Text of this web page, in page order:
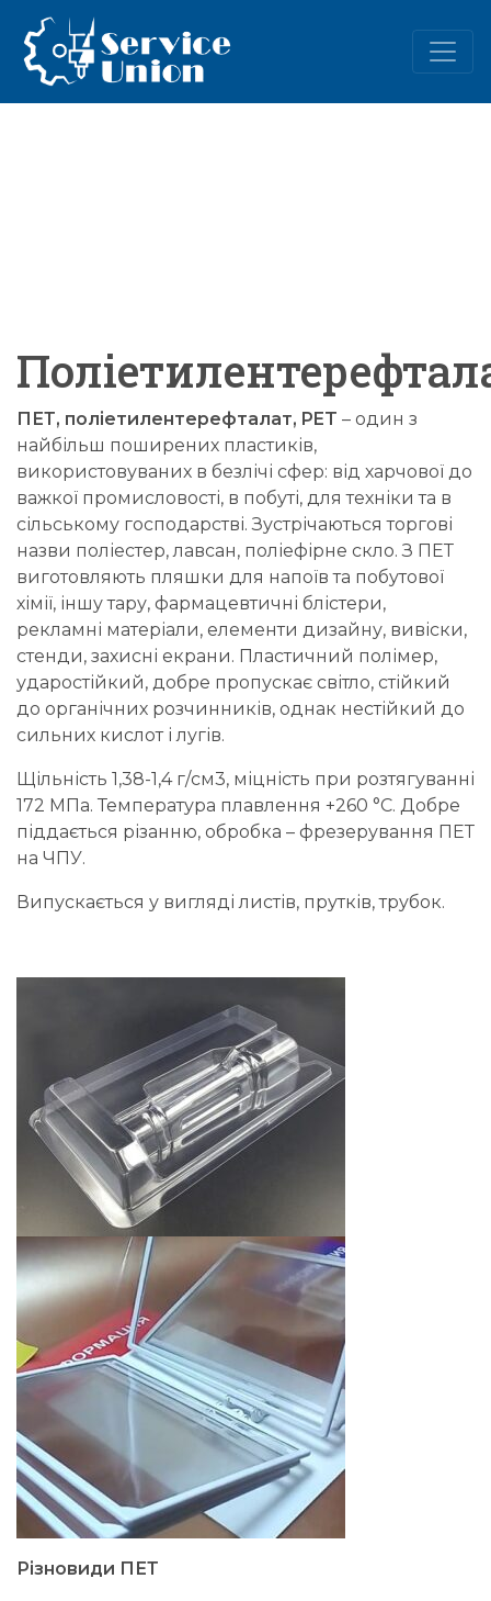
ПЕТ, поліетилентерефталат, PET – один з
найбільш поширених пластиків,
використовуваних в безлічі сфер: від харчової до
важкої промисловості, в побуті, для техніки та в
сільському господарстві. Зустрічаються торгові
назви поліестер, лавсан, поліефірне скло. З ПЕТ
виготовляють пляшки для напоїв та побутової
хімії, іншу тару, фармацевтичні блістери,
рекламні матеріали, елементи дизайну, вивіски,
стенди, захисні екрани. Пластичний полімер,
ударостійкий, добре пропускає світло, стійкий
до органічних розчинників, однак нестійкий до
сильних кислот і лугів.
Щільність 1,38-1,4 г/см3, міцність при розтягуванні
172 МПа. Температура плавлення +260 °С. Добре
піддається різанню, обробка – фрезерування ПЕТ
на ЧПУ.
Випускається у вигляді листів, прутків, трубок.
Різновиди ПЕТ